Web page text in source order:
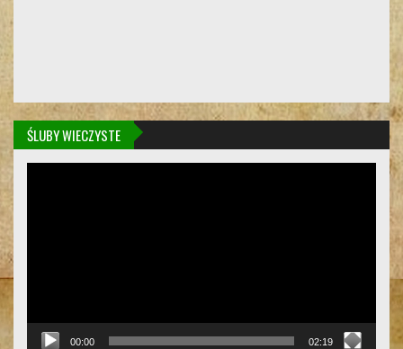
ŚLUBY WIECZYSTE
00:00 02:19